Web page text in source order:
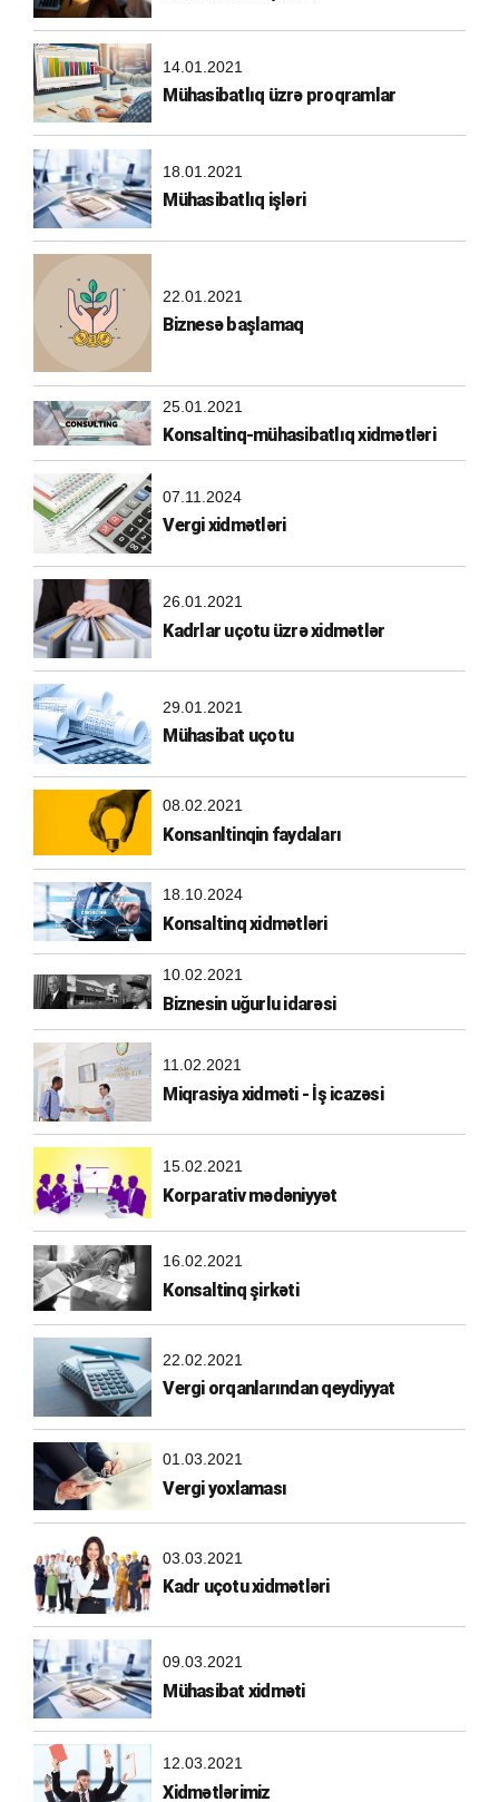
14.01.2021
Mühasibatlıq üzrə proqramlar
18.01.2021
Mühasibatlıq işləri
22.01.2021
Biznesə başlamaq
25.01.2021
Konsaltinq-mühasibatlıq xidmətləri
07.11.2024
Vergi xidmətləri
26.01.2021
Kadrlar uçotu üzrə xidmətlər
29.01.2021
Mühasibat uçotu
08.02.2021
Konsanltinqin faydaları
18.10.2024
Konsaltinq xidmətləri
10.02.2021
Biznesin uğurlu idarəsi
11.02.2021
Miqrasiya xidməti - İş icazəsi
15.02.2021
Korparativ mədəniyyət
16.02.2021
Konsaltinq şirkəti
22.02.2021
Vergi orqanlarından qeydiyyat
01.03.2021
Vergi yoxlaması
03.03.2021
Kadr uçotu xidmətləri
09.03.2021
Mühasibat xidməti
12.03.2021
Xidmətlərimiz